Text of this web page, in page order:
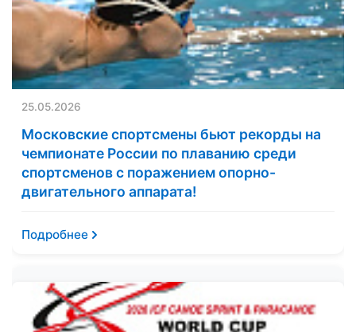
25.05.2026
Московские спортсмены бьют рекорды на
чемпионате России по плаванию среди
спортсменов с поражением опорно-
двигательного аппарата!
Подробнее